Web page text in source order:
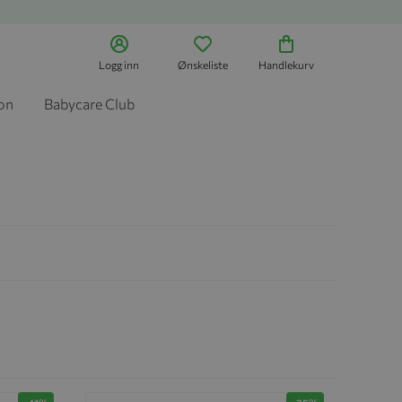
Logg inn Ønskeliste Handlekurv
Babycare Club